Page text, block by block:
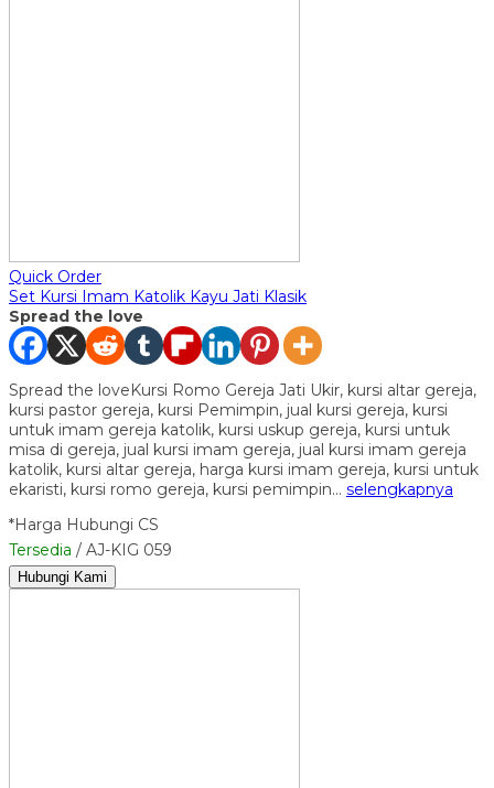
Quick Order
Set Kursi Imam Katolik Kayu Jati Klasik
Spread the love
Spread the loveKursi Romo Gereja Jati Ukir, kursi altar gereja,
kursi pastor gereja, kursi Pemimpin, jual kursi gereja, kursi
untuk imam gereja katolik, kursi uskup gereja, kursi untuk
misa di gereja, jual kursi imam gereja, jual kursi imam gereja
katolik, kursi altar gereja, harga kursi imam gereja, kursi untuk
ekaristi, kursi romo gereja, kursi pemimpin… selengkapnya
*Harga Hubungi CS
Tersedia / AJ-KIG 059
Hubungi Kami